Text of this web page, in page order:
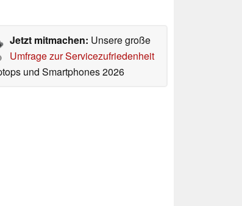
Jetzt mitmachen: Unsere große
Umfrage zur Servicezufriedenheit
und Smartphones 2026